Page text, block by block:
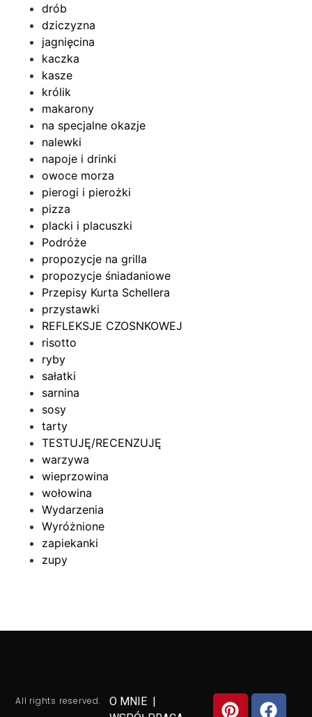
drób
dziczyzna
jagnięcina
kaczka
kasze
królik
makarony
na specjalne okazje
nalewki
napoje i drinki
owoce morza
pierogi i pierożki
pizza
placki i placuszki
Podróże
propozycje na grilla
propozycje śniadaniowe
Przepisy Kurta Schellera
przystawki
REFLEKSJE CZOSNKOWEJ
risotto
ryby
sałatki
sarnina
sosy
tarty
TESTUJĘ/RECENZUJĘ
warzywa
wieprzowina
wołowina
Wydarzenia
Wyróżnione
zapiekanki
zupy
All rights reserved. O MNIE |